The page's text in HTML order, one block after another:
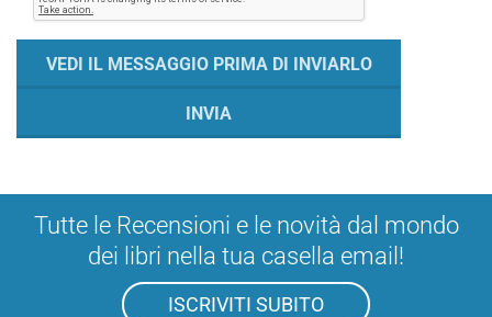
Tutte le Recensioni e le novità dal mondo
dei libri nella tua casella email!
ISCRIVITI SUBITO